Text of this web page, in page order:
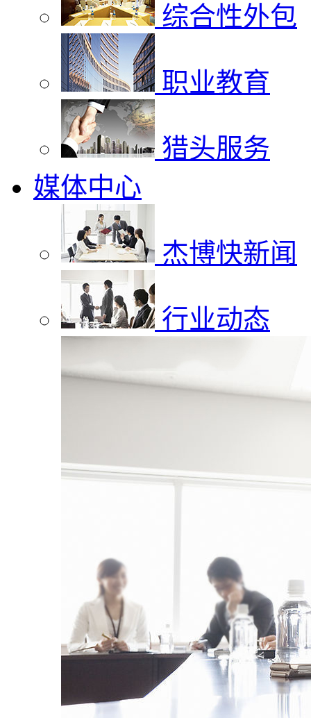
综合性外包
职业教育
猎头服务
媒体中心
杰博快新闻
行业动态